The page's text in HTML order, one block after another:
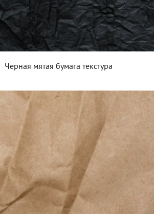
Черная мятая бумага текстура